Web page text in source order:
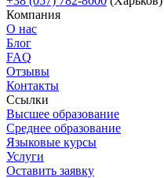
Компания
О нас
Блог
FAQ
Отзывы
Контакты
Ссылки
Высшее образование
Среднее образование
Языковые курсы
Услуги
Оставить заявку